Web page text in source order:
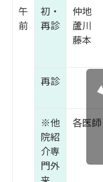
午
前
初・
再診
仲地
蘆川
藤本
再診
※他
院紹
介専
門外
各医師